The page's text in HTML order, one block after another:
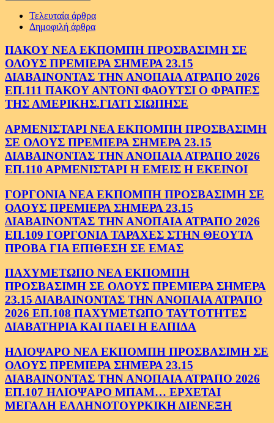
Τελευταία άρθρα
Δημοφιλή άρθρα
ΠΑΚΟΥ ΝΕΑ ΕΚΠΟΜΠΗ ΠΡΟΣΒΑΣΙΜΗ ΣΕ
ΟΛΟΥΣ ΠΡΕΜΙΕΡΑ ΣΗΜΕΡΑ 23.15
ΔΙΑΒΑΙΝΟΝΤΑΣ ΤΗΝ ΑΝΟΠΑΙΑ ΑΤΡΑΠΟ 2026
ΕΠ.111 ΠΑΚΟΥ ΑΝΤΟΝΙ ΦΑΟΥΤΣΙ Ο ΦΡΑΠΕΣ
ΤΗΣ ΑΜΕΡΙΚΗΣ.ΓΙΑΤΙ ΣΙΩΠΗΣΕ
ΑΡΜΕΝΙΣΤΑΡΙ ΝΕΑ ΕΚΠΟΜΠΗ ΠΡΟΣΒΑΣΙΜΗ
ΣΕ ΟΛΟΥΣ ΠΡΕΜΙΕΡΑ ΣΗΜΕΡΑ 23.15
ΔΙΑΒΑΙΝΟΝΤΑΣ ΤΗΝ ΑΝΟΠΑΙΑ ΑΤΡΑΠΟ 2026
ΕΠ.110 ΑΡΜΕΝΙΣΤΑΡΙ Η ΕΜΕΙΣ Η ΕΚΕΙΝΟΙ
ΓΟΡΓΟΝΙΑ ΝΕΑ ΕΚΠΟΜΠΗ ΠΡΟΣΒΑΣΙΜΗ ΣΕ
ΟΛΟΥΣ ΠΡΕΜΙΕΡΑ ΣΗΜΕΡΑ 23.15
ΔΙΑΒΑΙΝΟΝΤΑΣ ΤΗΝ ΑΝΟΠΑΙΑ ΑΤΡΑΠΟ 2026
ΕΠ.109 ΓΟΡΓΟΝΙΑ ΤΑΡΑΧΕΣ ΣΤΗΝ ΘΕΟΥΤΑ
ΠΡΟΒΑ ΓΙΑ ΕΠΙΘΕΣΗ ΣΕ ΕΜΑΣ
ΠΑΧΥΜΕΤΩΠΟ ΝΕΑ ΕΚΠΟΜΠΗ
ΠΡΟΣΒΑΣΙΜΗ ΣΕ ΟΛΟΥΣ ΠΡΕΜΙΕΡΑ ΣΗΜΕΡΑ
23.15 ΔΙΑΒΑΙΝΟΝΤΑΣ ΤΗΝ ΑΝΟΠΑΙΑ ΑΤΡΑΠΟ
2026 ΕΠ.108 ΠΑΧΥΜΕΤΩΠΟ ΤΑΥΤΟΤΗΤΕΣ
ΔΙΑΒΑΤΗΡΙΑ ΚΑΙ ΠΑΕΙ Η ΕΛΠΙΔΑ
ΗΛΙΟΨΑΡΟ ΝΕΑ ΕΚΠΟΜΠΗ ΠΡΟΣΒΑΣΙΜΗ ΣΕ
ΟΛΟΥΣ ΠΡΕΜΙΕΡΑ ΣΗΜΕΡΑ 23.15
ΔΙΑΒΑΙΝΟΝΤΑΣ ΤΗΝ ΑΝΟΠΑΙΑ ΑΤΡΑΠΟ 2026
ΕΠ.107 ΗΛΙΟΨΑΡΟ ΜΠΑΜ… ΕΡΧΕΤΑΙ
ΜΕΓΑΛΗ ΕΛΛΗΝΟΤΟΥΡΚΙΚΗ ΔΙΕΝΕΞΗ